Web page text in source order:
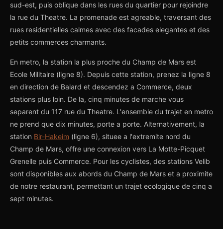
sud-est, puis oblique dans les rues du quartier pour rejoindre
la rue du Theatre. La promenade est agreable, traversant des
rues residentielles calmes avec des facades elegantes et des
petits commerces charmants.
En metro, la station la plus proche du Champ de Mars est
Ecole Militaire (ligne 8). Depuis cette station, prenez la ligne 8
en direction de Balard et descendez a Commerce, deux
stations plus loin. De la, cinq minutes de marche vous
separent du 117 rue du Theatre. L'ensemble du trajet en metro
ne prend que dix minutes, porte a porte. Alternativement, la
station Bir-Hakeim (ligne 6), situee a l'extremite nord du
Champ de Mars, offre une connexion vers La Motte-Picquet
Grenelle puis Commerce. Pour les cyclistes, des stations Velib
sont disponibles aux abords du Champ de Mars et a proximite
de notre restaurant, permettant un trajet ecologique de cinq a
sept minutes.